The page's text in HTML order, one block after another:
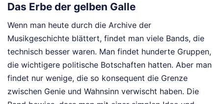
Das Erbe der gelben Galle
Wenn man heute durch die Archive der
Musikgeschichte blättert, findet man viele Bands, die
technisch besser waren. Man findet hunderte Gruppen,
die wichtigere politische Botschaften hatten. Aber man
findet nur wenige, die so konsequent die Grenze
zwischen Genie und Wahnsinn verwischt haben. Die